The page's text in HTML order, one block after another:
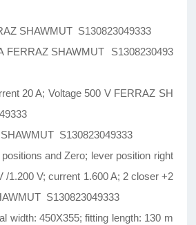
SHAWMUT S130823049333
FERRAZ SHAWMUT S1308230493
20 A; Voltage 500 V FERRAZ SH
S130823049333
and Zero; lever position right
/1.200 V; current 1.600 A; 2 closer +2
S130823049333
width: 450X355; fitting length: 130 m